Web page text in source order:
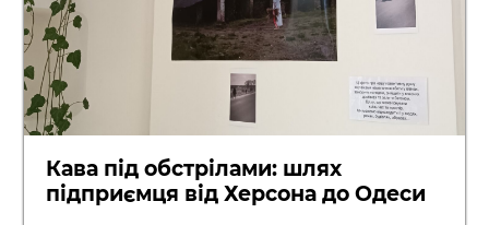
Кава під обстрілами: шлях
підприємця від Херсона до Одеси